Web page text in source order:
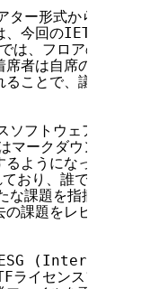
ター形式からU字
、今回のIETFにお
は、フロアのマイ
者は自席のマイ
ことで、議論の
ソフトウェア開
マークダウン形式
ようになっていま
おり、誰でも容易
な課題を指摘する
課題をレビュー
IESG
ライセンスファイ